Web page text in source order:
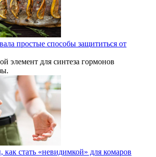
простые способы защититься от
элемент для синтеза гормонов
стать «невидимкой» для комаров